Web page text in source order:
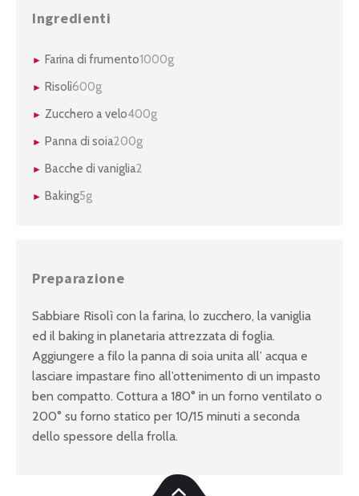
Ingredienti
Farina di frumento1000g
Risolì600g
Zucchero a velo400g
Panna di soia200g
Bacche di vaniglia2
Baking5g
Preparazione
Sabbiare Risolì con la farina, lo zucchero, la vaniglia
ed il baking in planetaria attrezzata di foglia.
Aggiungere a filo la panna di soia unita all’ acqua e
lasciare impastare fino all’ottenimento di un impasto
ben compatto. Cottura a 180° in un forno ventilato o
200° su forno statico per 10/15 minuti a seconda
dello spessore della frolla.